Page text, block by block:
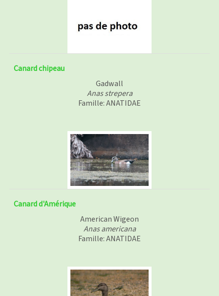
Canard chipeau
Gadwall
Anas strepera
Famille: ANATIDAE
Canard d'Amérique
American Wigeon
Anas americana
Famille: ANATIDAE